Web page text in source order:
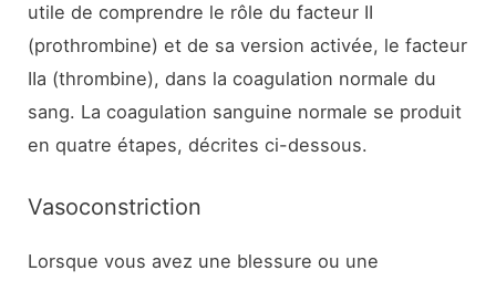
utile de comprendre le rôle du facteur II
(prothrombine) et de sa version activée, le facteur
IIa (thrombine), dans la coagulation normale du
sang. La coagulation sanguine normale se produit
en quatre étapes, décrites ci-dessous.
Vasoconstriction
Lorsque vous avez une blessure ou une